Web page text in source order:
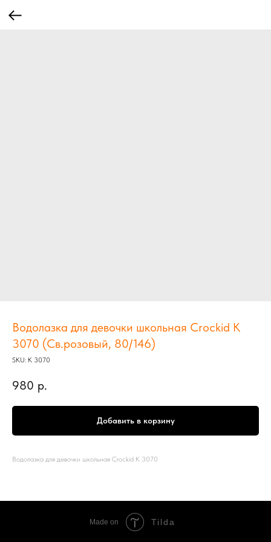
Водолазка для девочки школьная Crockid К
3070 (Св.розовый, 80/146)
SKU: К 3070
980 р.
Добавить в корзину
Водолазка для девочки школьная Crockid К 3070
Made on Tilda